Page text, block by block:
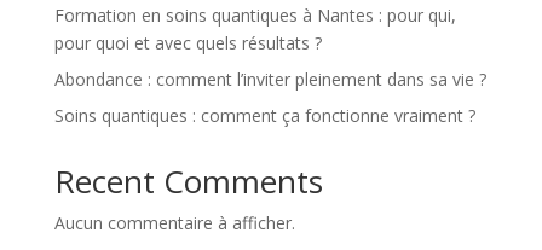
Formation en soins quantiques à Nantes : pour qui,
pour quoi et avec quels résultats ?
Abondance : comment l’inviter pleinement dans sa vie ?
Soins quantiques : comment ça fonctionne vraiment ?
Recent Comments
Aucun commentaire à afficher.